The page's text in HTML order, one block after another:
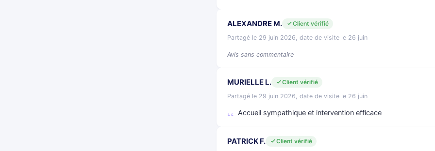
ALEXANDRE M.
Client vérifié
Partagé le 29 juin 2026, date de visite le 26 juin
Avis sans commentaire
MURIELLE L.
Client vérifié
Partagé le 29 juin 2026, date de visite le 26 juin
Accueil sympathique et intervention efficace
PATRICK F.
Client vérifié